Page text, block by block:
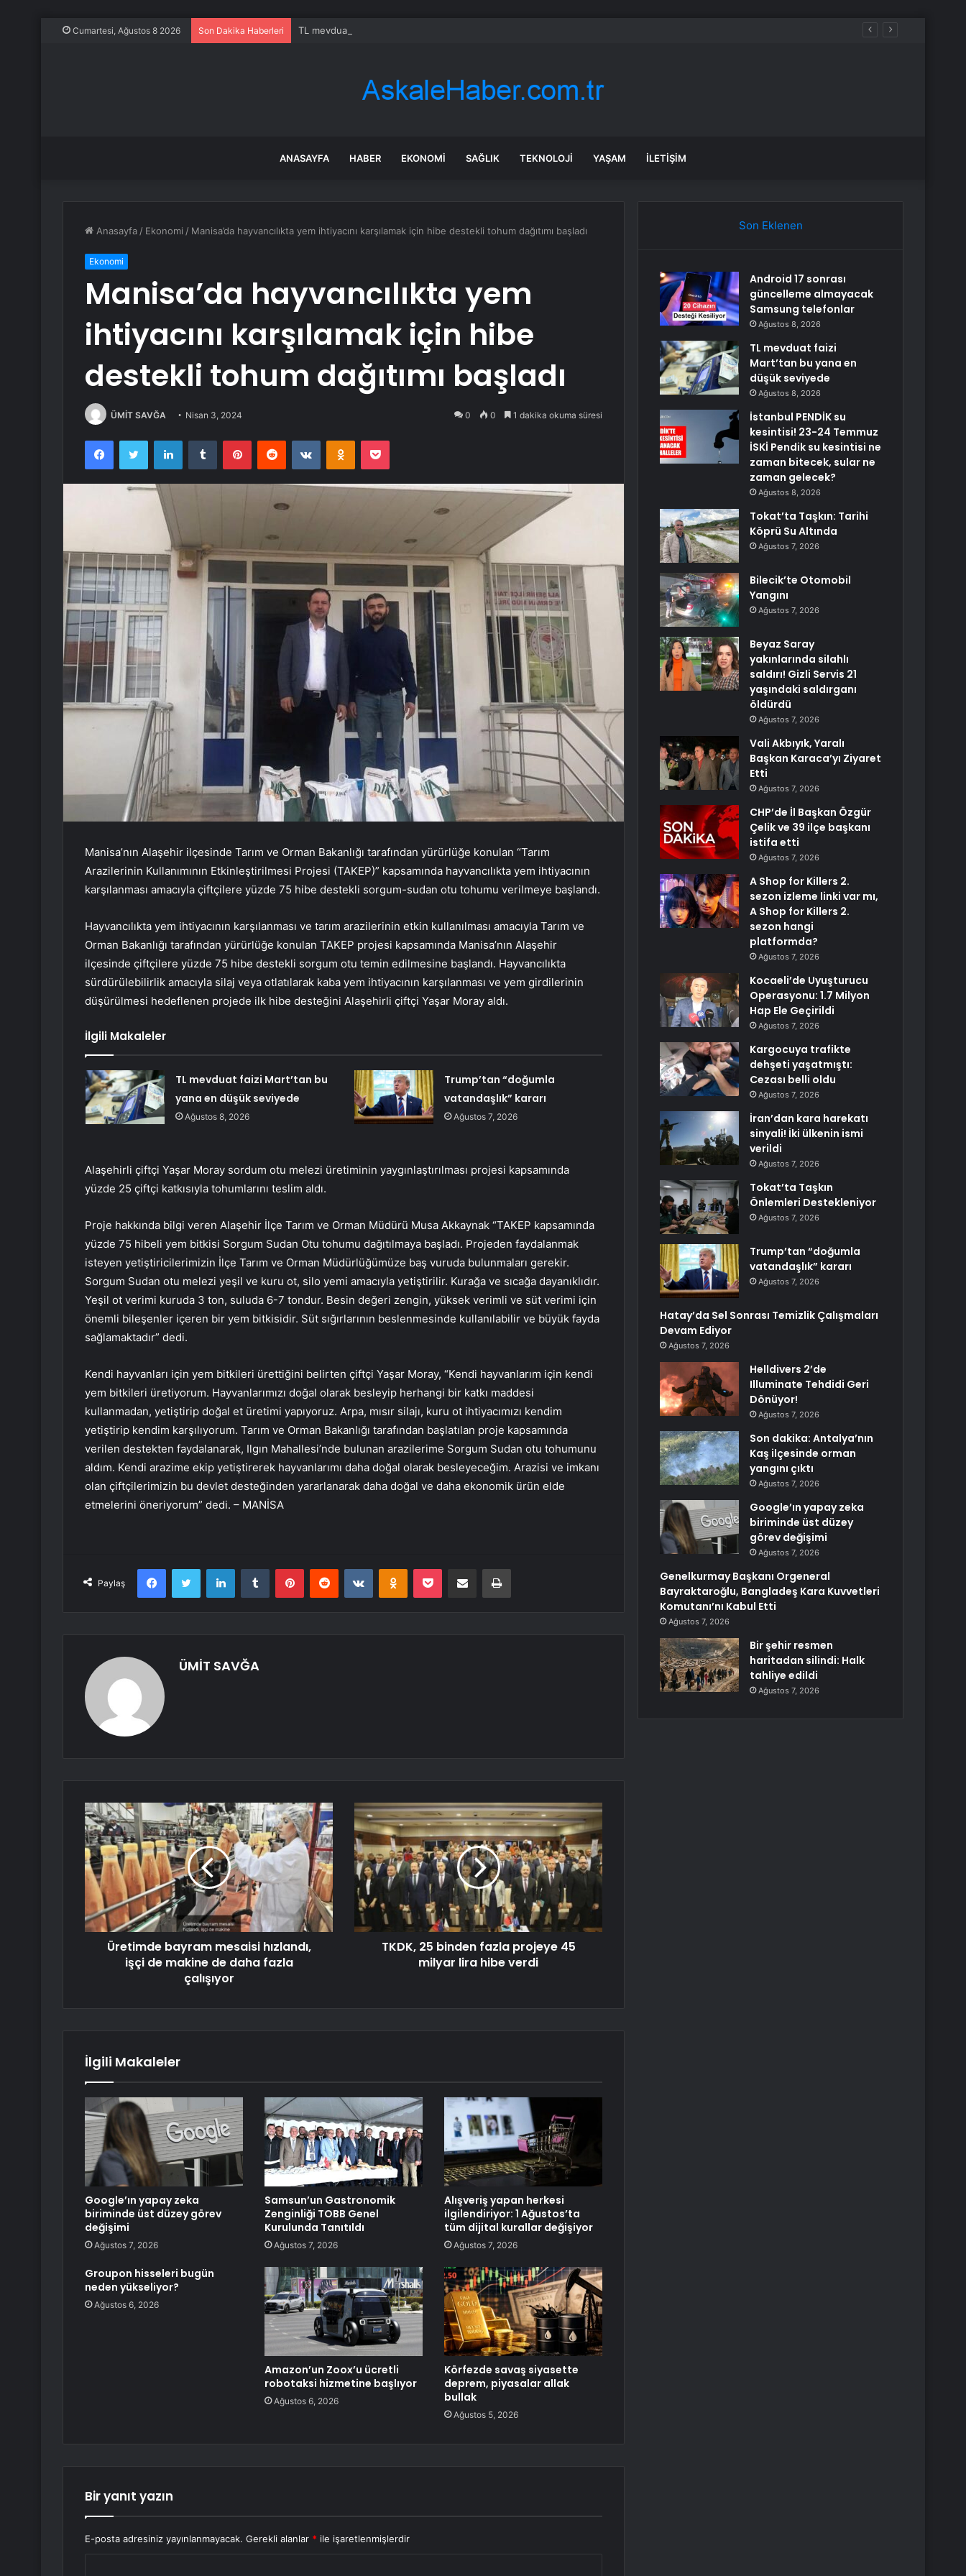
Cumartesi, Ağustos 8 2026 Son Dakika Haberleri TL mevduat faizi Mart’tan bu yana en düşük seviyede
ANASAYFA HABER EKONOMI SAĞLIK TEKNOLOJI YAŞAM İLETIŞIM
Anasayfa / Ekonomi / Manisa’da hayvancılıkta yem ihtiyacını karşılamak için hibe destekli tohum dağıtımı başladı
Ekonomi
Manisa’da hayvancılıkta yem
ihtiyacını karşılamak için hibe
destekli tohum dağıtımı başladı
ÜMİT SAVĞA Nisan 3, 2024 0 0 1 dakika okuma süresi
FacebookTwitter LinkedInTumblr PinterestReddit VKontakteOdnoklassniki
Pocket
Manisa’nın Alaşehir ilçesinde Tarım ve Orman Bakanlığı tarafından yürürlüğe konulan “Tarım
Arazilerinin Kullanımının Etkinleştirilmesi Projesi (TAKEP)” kapsamında hayvancılıkta yem ihtiyacının
karşılanması amacıyla çiftçilere yüzde 75 hibe destekli sorgum-sudan otu tohumu verilmeye başlandı.
Hayvancılıkta yem ihtiyacının karşılanması ve tarım arazilerinin etkin kullanılması amacıyla Tarım ve
Orman Bakanlığı tarafından yürürlüğe konulan TAKEP projesi kapsamında Manisa’nın Alaşehir
ilçesinde çiftçilere yüzde 75 hibe destekli sorgum otu temin edilmesine başlandı. Hayvancılıkta
sürdürülebilirlik amacıyla silaj veya otlatılarak kaba yem ihtiyacının karşılanması ve yem girdilerinin
düşürülmesi hedeflenen projede ilk hibe desteğini Alaşehirli çiftçi Yaşar Moray aldı.
İlgili Makaleler
TL mevduat faizi Mart’tan bu
yana en düşük seviyede
Ağustos 8, 2026
Trump’tan “doğumla
vatandaşlık” kararı
Ağustos 7, 2026
Alaşehirli çiftçi Yaşar Moray sordum otu melezi üretiminin yaygınlaştırılması projesi kapsamında
yüzde 25 çiftçi katkısıyla tohumlarını teslim aldı.
Proje hakkında bilgi veren Alaşehir İlçe Tarım ve Orman Müdürü Musa Akkaynak “TAKEP kapsamında
yüzde 75 hibeli yem bitkisi Sorgum Sudan Otu tohumu dağıtılmaya başladı. Projeden faydalanmak
isteyen yetiştiricilerimizin İlçe Tarım ve Orman Müdürlüğümüze baş vuruda bulunmaları gerekir.
Sorgum Sudan otu melezi yeşil ve kuru ot, silo yemi amacıyla yetiştirilir. Kurağa ve sıcağa dayanıklıdır.
Yeşil ot verimi kuruda 3 ton, suluda 6-7 tondur. Besin değeri zengin, yüksek verimli ve süt verimi için
önemli bileşenler içeren bir yem bitkisidir. Süt sığırlarının beslenmesinde kullanılabilir ve büyük fayda
sağlamaktadır” dedi.
Kendi hayvanları için yem bitkileri ürettiğini belirten çiftçi Yaşar Moray, “Kendi hayvanlarım için kendi
yem bitkileri üretiyorum. Hayvanlarımızı doğal olarak besleyip herhangi bir katkı maddesi
kullanmadan, yetiştirip doğal et üretimi yapıyoruz. Arpa, mısır silajı, kuru ot ihtiyacımızı kendim
yetiştirip kendim karşılıyorum. Tarım ve Orman Bakanlığı tarafından başlatılan proje kapsamında
verilen destekten faydalanarak, Ilgın Mahallesi’nde bulunan arazilerime Sorgum Sudan otu tohumunu
aldım. Kendi arazime ekip yetiştirerek hayvanlarımı daha doğal olarak besleyeceğim. Arazisi ve imkanı
olan çiftçilerimizin bu devlet desteğinden yararlanarak daha doğal ve daha ekonomik ürün elde
etmelerini öneriyorum” dedi. – MANİSA
Paylaş
FacebookTwitter LinkedInTumblr PinterestReddit VKontakteOdnoklassniki
Pocket E-Posta ile paylaş Yazdır
ÜMİT SAVĞA
Üretimde bayram mesaisi hızlandı,
işçi de makine de daha fazla
çalışıyor
TKDK, 25 binden fazla projeye 45
milyar lira hibe verdi
İlgili Makaleler
Google’ın yapay zeka
biriminde üst düzey görev
değişimi
Ağustos 7, 2026
Samsun’un Gastronomik
Zenginliği TOBB Genel
Kurulunda Tanıtıldı
Ağustos 7, 2026
Alışveriş yapan herkesi
ilgilendiriyor: 1 Ağustos’ta
tüm dijital kurallar değişiyor
Ağustos 7, 2026
Groupon hisseleri bugün
neden yükseliyor?
Ağustos 6, 2026
Amazon’un Zoox’u ücretli
robotaksi hizmetine başlıyor
Ağustos 6, 2026
Körfezde savaş siyasette
deprem, piyasalar allak
bullak
Ağustos 5, 2026
Bir yanıt yazın
E-posta adresiniz yayınlanmayacak. Gerekli alanlar * ile işaretlenmişlerdir
Son Eklenen
Android 17 sonrası
güncelleme almayacak
Samsung telefonlar
Ağustos 8, 2026
TL mevduat faizi
Mart’tan bu yana en
düşük seviyede
Ağustos 8, 2026
İstanbul PENDİK su
kesintisi! 23-24 Temmuz
İSKİ Pendik su kesintisi ne
zaman bitecek, sular ne
zaman gelecek?
Ağustos 8, 2026
Tokat’ta Taşkın: Tarihi
Köprü Su Altında
Ağustos 7, 2026
Bilecik’te Otomobil
Yangını
Ağustos 7, 2026
Beyaz Saray
yakınlarında silahlı
saldırı! Gizli Servis 21
yaşındaki saldırganı
öldürdü
Ağustos 7, 2026
Vali Akbıyık, Yaralı
Başkan Karaca’yı Ziyaret
Etti
Ağustos 7, 2026
CHP’de İl Başkan Özgür
Çelik ve 39 ilçe başkanı
istifa etti
Ağustos 7, 2026
A Shop for Killers 2.
sezon izleme linki var mı,
A Shop for Killers 2.
sezon hangi
platformda?
Ağustos 7, 2026
Kocaeli’de Uyuşturucu
Operasyonu: 1.7 Milyon
Hap Ele Geçirildi
Ağustos 7, 2026
Kargocuya trafikte
dehşeti yaşatmıştı:
Cezası belli oldu
Ağustos 7, 2026
İran’dan kara harekatı
sinyali! İki ülkenin ismi
verildi
Ağustos 7, 2026
Tokat’ta Taşkın
Önlemleri Destekleniyor
Ağustos 7, 2026
Trump’tan “doğumla
vatandaşlık” kararı
Ağustos 7, 2026
Hatay’da Sel Sonrası Temizlik Çalışmaları
Devam Ediyor
Ağustos 7, 2026
Helldivers 2’de
Illuminate Tehdidi Geri
Dönüyor!
Ağustos 7, 2026
Son dakika: Antalya’nın
Kaş ilçesinde orman
yangını çıktı
Ağustos 7, 2026
Google’ın yapay zeka
biriminde üst düzey
görev değişimi
Ağustos 7, 2026
Genelkurmay Başkanı Orgeneral
Bayraktaroğlu, Bangladeş Kara Kuvvetleri
Komutanı’nı Kabul Etti
Ağustos 7, 2026
Bir şehir resmen
haritadan silindi: Halk
tahliye edildi
Ağustos 7, 2026